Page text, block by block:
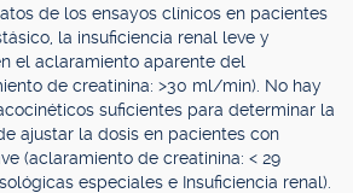
de los ensayos clínicos en pacientes
la insuficiencia renal leve y
el aclaramiento aparente del
de creatinina: >30 ml/min). No hay
suficientes para determinar la
ajustar la dosis en pacientes con
(aclaramiento de creatinina: < 29
especiales e Insuficiencia renal).